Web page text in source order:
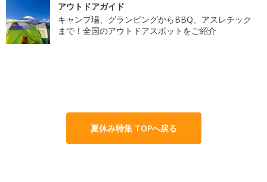
アウトドアガイド
キャンプ場、グランピングからBBQ、アスレチック
まで！全国のアウトドアスポットをご紹介
夏休み特集 TOPへ戻る